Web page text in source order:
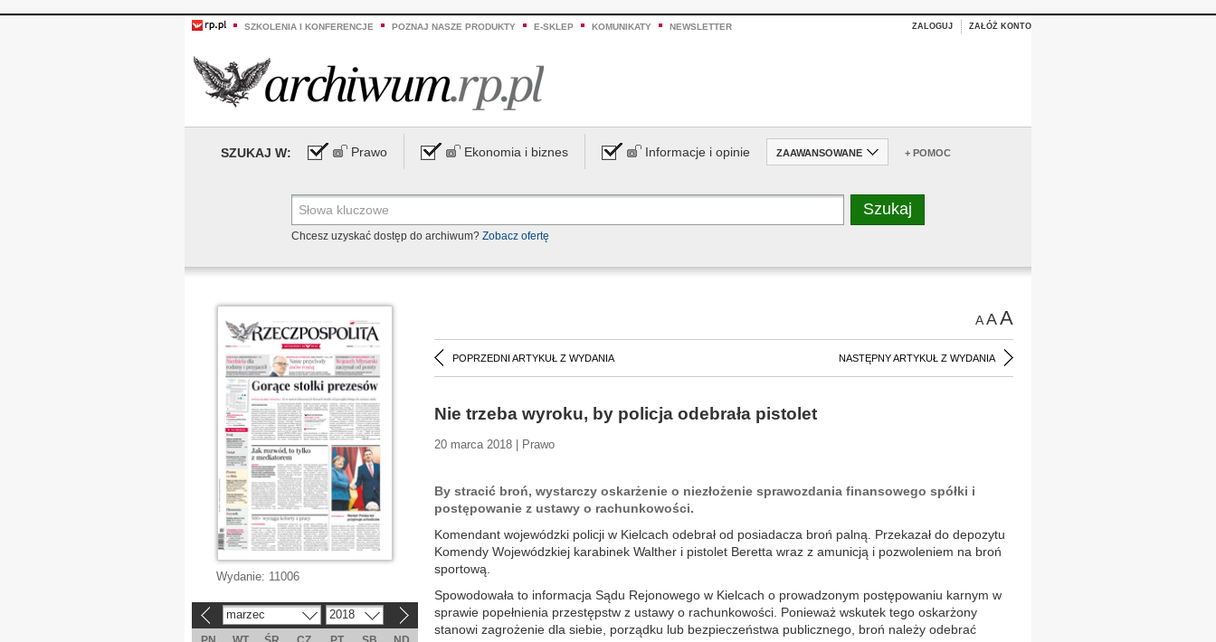
SZKOLENIA I KONFERENCJE POZNAJ NASZE PRODUKTY E-SKLEP KOMUNIKATY NEWSLETTER ZALOGUJ ZAŁÓŻ KONTO
SZUKAJ W: Prawo Ekonomia i biznes Informacje i opinie ZAAWANSOWANE + POMOC
Chcesz uzyskać dostęp do archiwum? Zobacz ofertę
AAA
POPRZEDNI ARTYKUŁ Z WYDANIA NASTĘPNY ARTYKUŁ Z WYDANIA
Nie trzeba wyroku, by policja odebrała pistolet
20 marca 2018 | Prawo
By stracić broń, wystarczy oskarżenie o niezłożenie sprawozdania finansowego spółki i
postępowanie z ustawy o rachunkowości.
Komendant wojewódzki policji w Kielcach odebrał od posiadacza broń palną. Przekazał do depozytu
Komendy Wojewódzkiej karabinek Walther i pistolet Beretta wraz z amunicją i pozwoleniem na broń
sportową.
Spowodowała to informacja Sądu Rejonowego w Kielcach o prowadzonym postępowaniu karnym w
sprawie popełnienia przestępstw z ustawy o rachunkowości. Ponieważ wskutek tego oskarżony
stanowi zagrożenie dla siebie, porządku lub bezpieczeństwa publicznego, broń należy odebrać
Wydanie: 11006
marzec 2018